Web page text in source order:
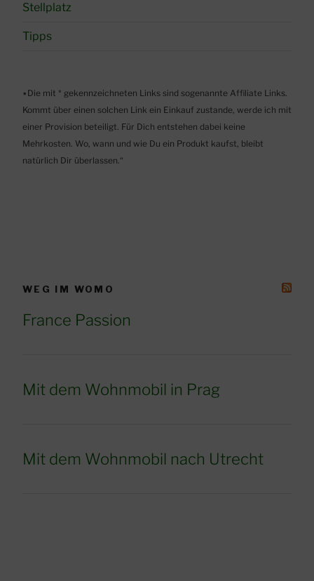
Stellplatz
Tipps
٭Die mit * gekennzeichneten Links sind sogenannte Affiliate Links.
Kommt über einen solchen Link ein Einkauf zustande, werde ich mit
einer Provision beteiligt. Für Dich entstehen dabei keine
Mehrkosten. Wo, wann und wie Du ein Produkt kaufst, bleibt
natürlich Dir überlassen.“
WEG IM WOMO
France Passion
Mit dem Wohnmobil in Prag
Mit dem Wohnmobil nach Utrecht